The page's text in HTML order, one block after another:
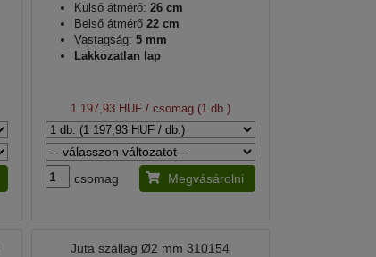
Külső átmérő: 26 cm
Belső átmérő22 cm
Vastagság: 5 mm
Lakkozatlan lap
1 197,93 HUF/ csomag (1 db.)
csomag Megvásárolni
Juta szallag Ø2 mm 310154